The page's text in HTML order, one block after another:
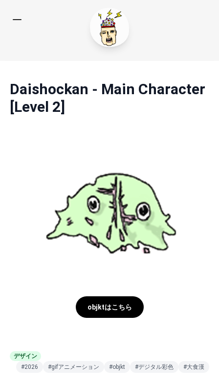
Daishockan - Main Character
[Level 2]
objktはこちら
デザイン
#2026
#gifアニメーション #objkt #デジタル彩色 #大食漢